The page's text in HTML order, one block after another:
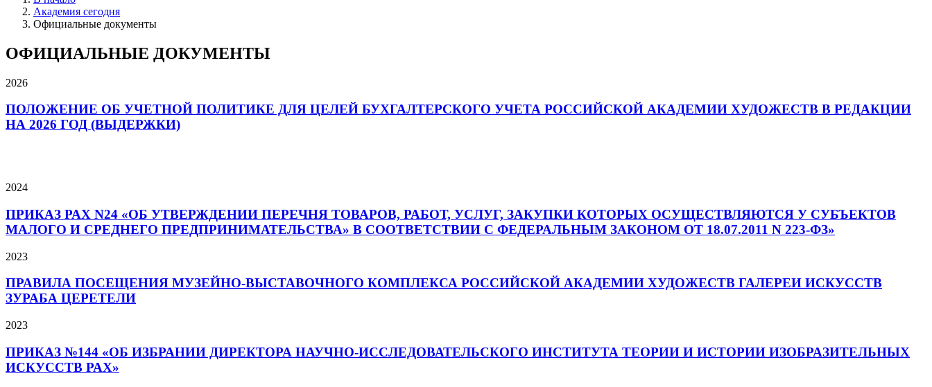
Академия сегодня
Официальные документы
ОФИЦИАЛЬНЫЕ ДОКУМЕНТЫ
2026
ПОЛОЖЕНИЕ ОБ УЧЕТНОЙ ПОЛИТИКЕ ДЛЯ ЦЕЛЕЙ БУХГАЛТЕРСКОГО УЧЕТА РОССИЙСКОЙ АКАДЕМИИ ХУДОЖЕСТВ В РЕДАКЦИИ
НА 2026 ГОД (ВЫДЕРЖКИ)
2024
ПРИКАЗ РАХ N24 «ОБ УТВЕРЖДЕНИИ ПЕРЕЧНЯ ТОВАРОВ, РАБОТ, УСЛУГ, ЗАКУПКИ КОТОРЫХ ОСУЩЕСТВЛЯЮТСЯ У СУБЪЕКТОВ
МАЛОГО И СРЕДНЕГО ПРЕДПРИНИМАТЕЛЬСТВА» В СООТВЕТСТВИИ С ФЕДЕРАЛЬНЫМ ЗАКОНОМ ОТ 18.07.2011 N 223-ФЗ»
2023
ПРАВИЛА ПОСЕЩЕНИЯ МУЗЕЙНО-ВЫСТАВОЧНОГО КОМПЛЕКСА РОССИЙСКОЙ АКАДЕМИИ ХУДОЖЕСТВ ГАЛЕРЕИ ИСКУССТВ
ЗУРАБА ЦЕРЕТЕЛИ
2023
ПРИКАЗ №144 «ОБ ИЗБРАНИИ ДИРЕКТОРА НАУЧНО-ИССЛЕДОВАТЕЛЬСКОГО ИНСТИТУТА ТЕОРИИ И ИСТОРИИ ИЗОБРАЗИТЕЛЬНЫХ
ИСКУССТВ РАХ»